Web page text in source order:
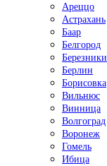
Ареццо
Астрахань
Баар
Белгород
Березники
Берлин
Борисовка
Вильнюс
Винница
Волгоград
Воронеж
Гомель
Ибица